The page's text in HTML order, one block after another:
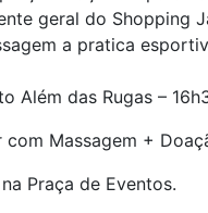
geral do Shopping
a pratica
Além das Rugas –
Massagem +
Praça de Eventos.